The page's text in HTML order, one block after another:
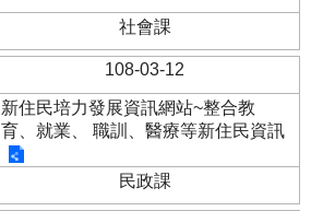
社會課
108-03-12
新住民培力發展資訊網站~整合教
育、就業、 職訓、醫療等新住民資訊
民政課